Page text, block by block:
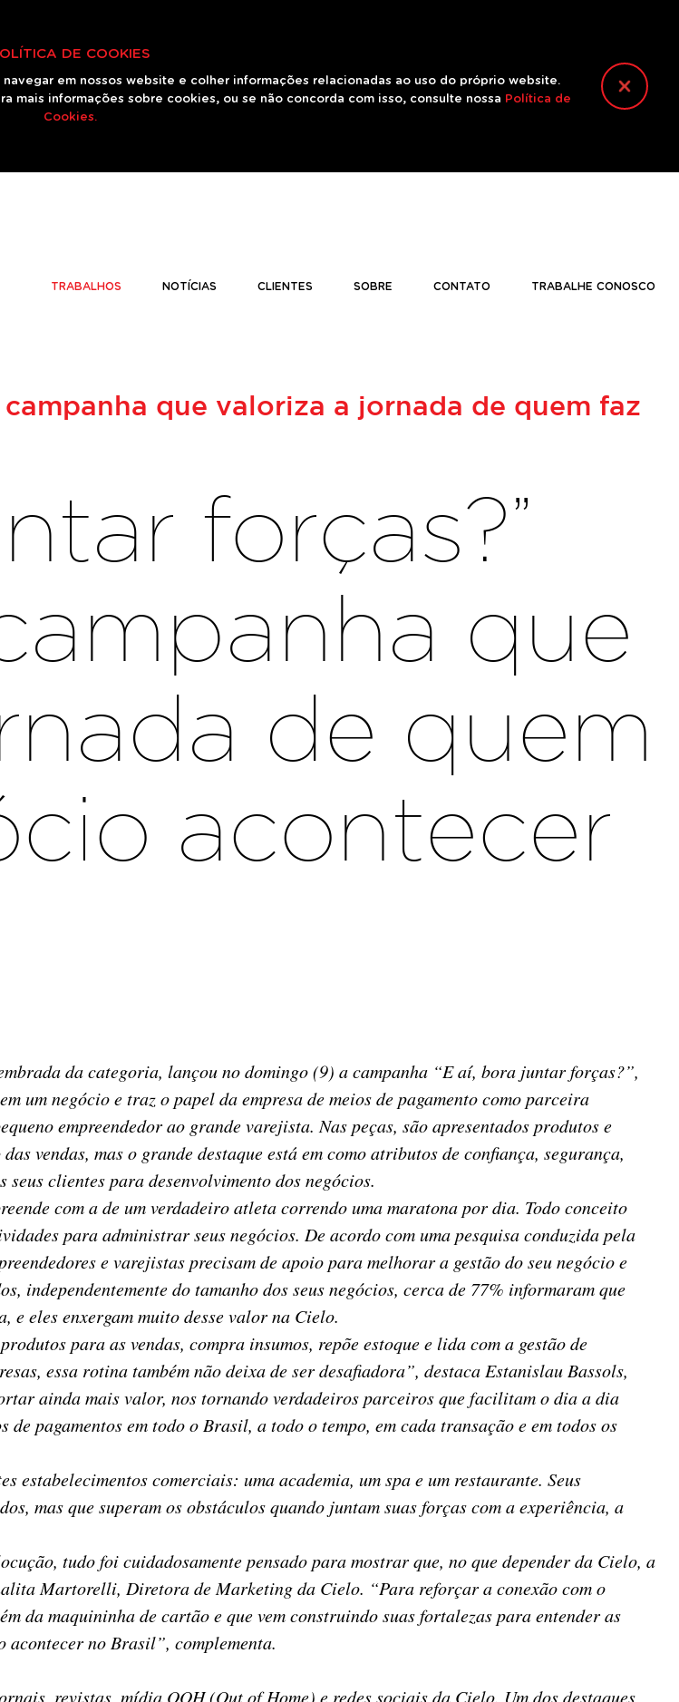
DE COOKIES
em nossos website e colher informações relacionadas ao uso do próprio website.
mais informações sobre cookies, ou se não concorda com isso, consulte nossa Política de
Cookies.
TRABALHOS NOTÍCIAS CLIENTES SOBRE CONTATO TRABALHE CONOSCO
que valoriza a jornada de quem faz
forças?”
que
de quem
acontecer
da categoria, lançou no domingo (9) a campanha “E aí, bora juntar forças?”,
um negócio e traz o papel da empresa de meios de pagamento como parceira
empreendedor ao grande varejista. Nas peças, são apresentados produtos e
vendas, mas o grande destaque está em como atributos de confiança, segurança,
clientes para desenvolvimento dos negócios.
com a de um verdadeiro atleta correndo uma maratona por dia. Todo conceito
para administrar seus negócios. De acordo com uma pesquisa conduzida pela
e varejistas precisam de apoio para melhorar a gestão do seu negócio e
independentemente do tamanho dos seus negócios, cerca de 77% informaram que
eles enxergam muito desse valor na Cielo.
para as vendas, compra insumos, repõe estoque e lida com a gestão de
essa rotina também não deixa de ser desafiadora”, destaca Estanislau Bassols,
ainda mais valor, nos tornando verdadeiros parceiros que facilitam o dia a dia
de pagamentos em todo o Brasil, a todo o tempo, em cada transação e em todos os
comerciais: uma academia, um spa e um restaurante. Seus
mas que superam os obstáculos quando juntam suas forças com a experiência, a
tudo foi cuidadosamente pensado para mostrar que, no que depender da Cielo, a
Martorelli, Diretora de Marketing da Cielo. “Para reforçar a conexão com o
da maquininha de cartão e que vem construindo suas fortalezas para entender as
acontecer no Brasil”, complementa.
revistas, mídia OOH (Out of Home) e redes sociais da Cielo. Um dos destaques